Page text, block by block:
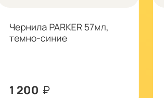
Чернила PARKER 57мл,
темно-синие
1 200 ₽